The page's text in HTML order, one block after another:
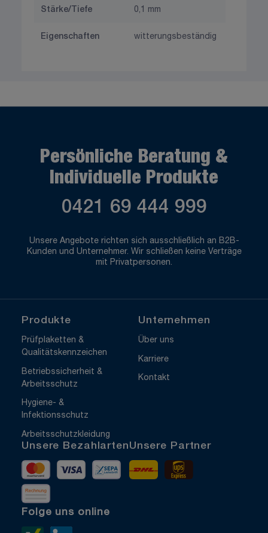
Stärke/Tiefe 0,1 mm
Eigenschaften witterungsbeständig
Persönliche Beratung &
Individuelle Produkte
0421 69 444 999
Unsere Angebote richten sich ausschließlich an B2B-
Kunden und Unternehmer. Wir schließen keine Verträge
mit Privatpersonen.
Produkte
Prüfplaketten &
Qualitätskennzeichen
Betriebssicherheit &
Arbeitsschutz
Hygiene- &
Infektionsschutz
Arbeitsschutzkleidung
Unternehmen
Über uns
Karriere
Kontakt
Unsere Bezahlarten
MastercardVisa Vorkasse
Rechnung
Unsere Partner
DHL
Folge uns online